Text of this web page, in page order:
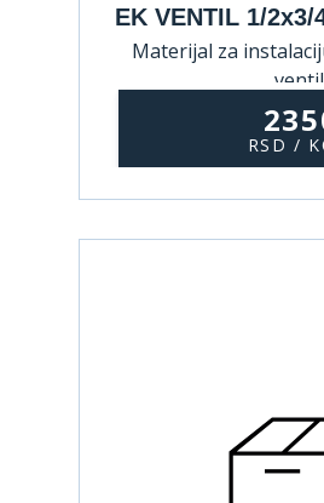
EK VENTIL 1/2x3/
Materijal za
RSD /